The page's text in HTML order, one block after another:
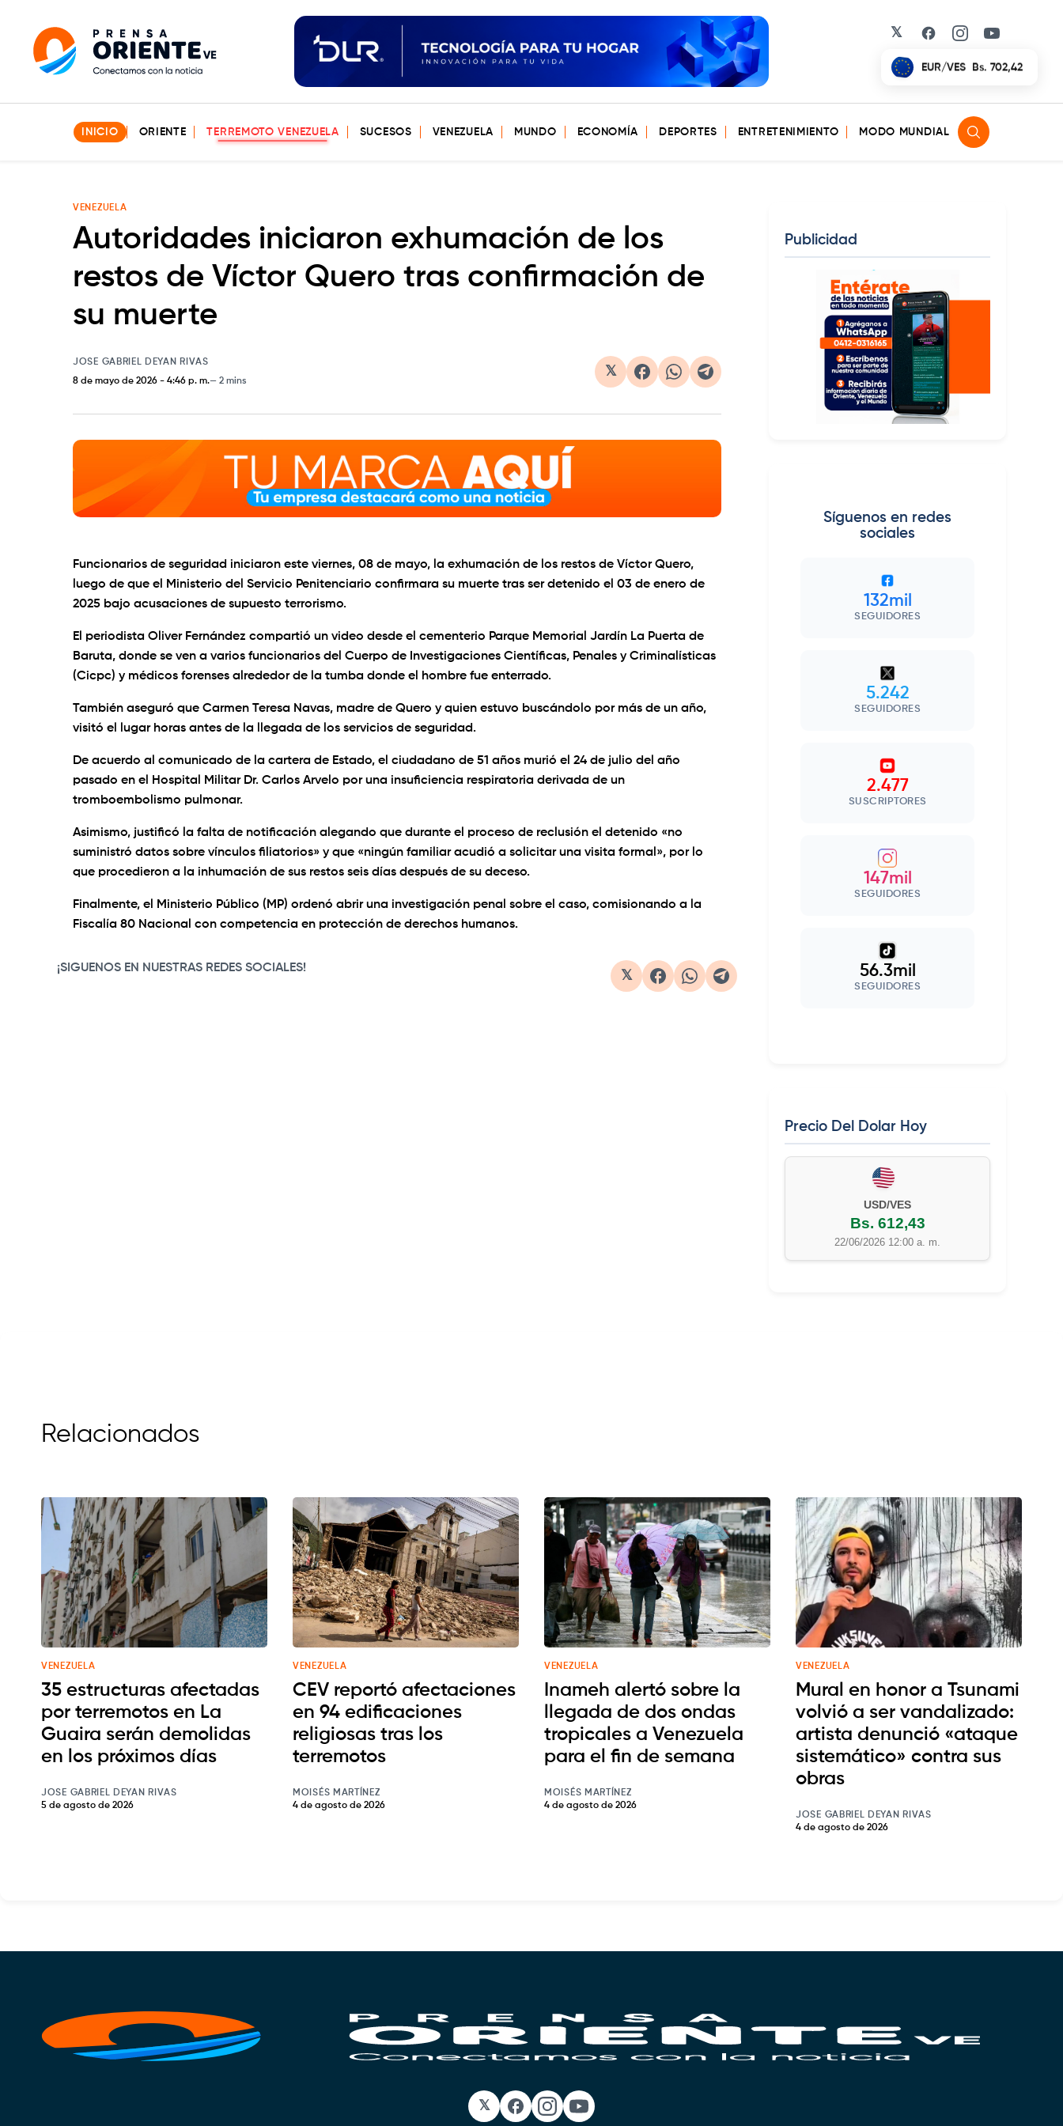
𝕏 Facebook
Instagram
YouTube
EUR/VES Bs. 702,42
INICIO ORIENTE TERREMOTO VENEZUELA SUCESOS VENEZUELA MUNDO ECONOMÍA DEPORTES ENTRETENIMIENTO MODO MUNDIAL
VENEZUELA
Autoridades iniciaron exhumación de los
restos de Víctor Quero tras confirmación de
su muerte
JOSE GABRIEL DEYAN RIVAS
8 de mayo de 2026 - 4:46 p. m. 2 mins
𝕏
Funcionarios de seguridad iniciaron este viernes, 08 de mayo, la exhumación de los restos de Víctor Quero,
luego de que el Ministerio del Servicio Penitenciario confirmara su muerte tras ser detenido el 03 de enero de
2025 bajo acusaciones de supuesto terrorismo.
El periodista Oliver Fernández compartió un video desde el cementerio Parque Memorial Jardín La Puerta de
Baruta, donde se ven a varios funcionarios del Cuerpo de Investigaciones Científicas, Penales y Criminalísticas
(Cicpc) y médicos forenses alrededor de la tumba donde el hombre fue enterrado.
También aseguró que Carmen Teresa Navas, madre de Quero y quien estuvo buscándolo por más de un año,
visitó el lugar horas antes de la llegada de los servicios de seguridad.
De acuerdo al comunicado de la cartera de Estado, el ciudadano de 51 años murió el 24 de julio del año
pasado en el Hospital Militar Dr. Carlos Arvelo por una insuficiencia respiratoria derivada de un
tromboembolismo pulmonar.
Asimismo, justificó la falta de notificación alegando que durante el proceso de reclusión el detenido «no
suministró datos sobre vínculos filiatorios» y que «ningún familiar acudió a solicitar una visita formal», por lo
que procedieron a la inhumación de sus restos seis días después de su deceso.
Finalmente, el Ministerio Público (MP) ordenó abrir una investigación penal sobre el caso, comisionando a la
Fiscalía 80 Nacional con competencia en protección de derechos humanos.
¡SIGUENOS EN NUESTRAS REDES SOCIALES!
𝕏
Publicidad
Síguenos en redes
sociales
132mil
SEGUIDORES
5.242
SEGUIDORES
2.477
SUSCRIPTORES
147mil
SEGUIDORES
56.3mil
SEGUIDORES
Precio Del Dolar Hoy
USD/VES
Bs. 612,43
22/06/2026 12:00 a. m.
Relacionados
VENEZUELA
35 estructuras afectadas
por terremotos en La
Guaira serán demolidas
en los próximos días
JOSE GABRIEL DEYAN RIVAS
5 de agosto de 2026
VENEZUELA
CEV reportó afectaciones
en 94 edificaciones
religiosas tras los
terremotos
MOISÉS MARTÍNEZ
4 de agosto de 2026
VENEZUELA
Inameh alertó sobre la
llegada de dos ondas
tropicales a Venezuela
para el fin de semana
MOISÉS MARTÍNEZ
4 de agosto de 2026
VENEZUELA
Mural en honor a Tsunami
volvió a ser vandalizado:
artista denunció «ataque
sistemático» contra sus
obras
JOSE GABRIEL DEYAN RIVAS
4 de agosto de 2026
𝕏 Facebook
Instagram
YouTube